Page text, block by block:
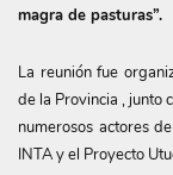
magra de pasturas”.
La reunión fue
de la Provincia , junto
numerosos actores
INTA y el Proyecto